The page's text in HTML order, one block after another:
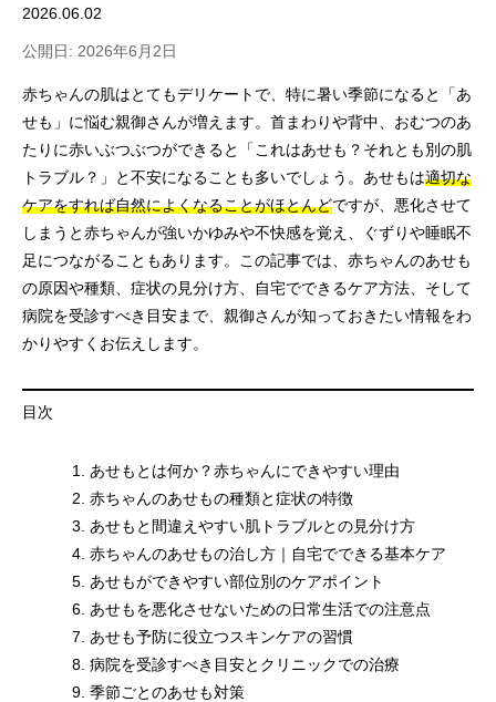
2026.06.02
公開日: 2026年6月2日
赤ちゃんの肌はとてもデリケートで、特に暑い季節になると「あ
せも」に悩む親御さんが増えます。首まわりや背中、おむつのあ
たりに赤いぶつぶつができると「これはあせも？それとも別の肌
トラブル？」と不安になることも多いでしょう。あせもは適切な
ケアをすれば自然によくなることがほとんどですが、悪化させて
しまうと赤ちゃんが強いかゆみや不快感を覚え、ぐずりや睡眠不
足につながることもあります。この記事では、赤ちゃんのあせも
の原因や種類、症状の見分け方、自宅でできるケア方法、そして
病院を受診すべき目安まで、親御さんが知っておきたい情報をわ
かりやすくお伝えします。
目次
あせもとは何か？赤ちゃんにできやすい理由
赤ちゃんのあせもの種類と症状の特徴
あせもと間違えやすい肌トラブルとの見分け方
赤ちゃんのあせもの治し方｜自宅でできる基本ケア
あせもができやすい部位別のケアポイント
あせもを悪化させないための日常生活での注意点
あせも予防に役立つスキンケアの習慣
病院を受診すべき目安とクリニックでの治療
季節ごとのあせも対策